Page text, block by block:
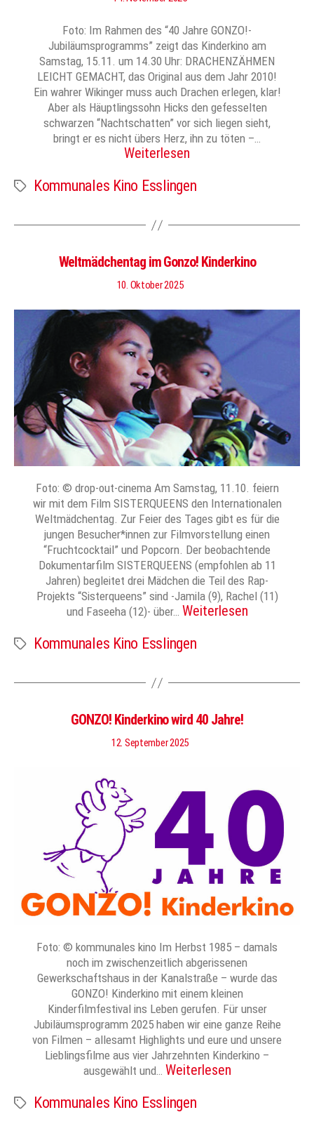
Foto: Im Rahmen des “40 Jahre GONZO!-
Jubiläumsprogramms” zeigt das Kinderkino am
Samstag, 15.11. um 14.30 Uhr: DRACHENZÄHMEN
LEICHT GEMACHT, das Original aus dem Jahr 2010!
Ein wahrer Wikinger muss auch Drachen erlegen, klar!
Aber als Häuptlingssohn Hicks den gefesselten
schwarzen “Nachtschatten” vor sich liegen sieht,
bringt er es nicht übers Herz, ihn zu töten –…
Weiterlesen
Schlagwörter
Kommunales Kino Esslingen
Weltmädchentag im Gonzo! Kinderkino
10. Oktober 2025
Foto: © drop-out-cinema Am Samstag, 11.10. feiern
wir mit dem Film SISTERQUEENS den Internationalen
Weltmädchentag. Zur Feier des Tages gibt es für die
jungen Besucher*innen zur Filmvorstellung einen
“Fruchtcocktail” und Popcorn. Der beobachtende
Dokumentarfilm SISTERQUEENS (empfohlen ab 11
Jahren) begleitet drei Mädchen die Teil des Rap-
Projekts “Sisterqueens” sind -Jamila (9), Rachel (11)
und Faseeha (12)- über… Weiterlesen
Schlagwörter
Kommunales Kino Esslingen
GONZO! Kinderkino wird 40 Jahre!
12. September 2025
Foto: © kommunales kino Im Herbst 1985 – damals
noch im zwischenzeitlich abgerissenen
Gewerkschaftshaus in der Kanalstraße – wurde das
GONZO! Kinderkino mit einem kleinen
Kinderfilmfestival ins Leben gerufen. Für unser
Jubiläumsprogramm 2025 haben wir eine ganze Reihe
von Filmen – allesamt Highlights und eure und unsere
Lieblingsfilme aus vier Jahrzehnten Kinderkino –
ausgewählt und… Weiterlesen
Schlagwörter
Kommunales Kino Esslingen